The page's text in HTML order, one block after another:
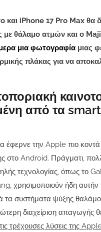
και iPhone 17 Pro Max θα
θάλαμο ατμών και ο
μια φωτογραφία μιας
πλάκας για να
από τα
έφερνε την Apple πιο
στο Android. Πράγματι,
τεχνολογίας, όπως το
χρησιμοποιούν ήδη αυτήν
τα συστήματα ψύξης
διαχείριση απαγωγής
τρέχουσες λύσεις της